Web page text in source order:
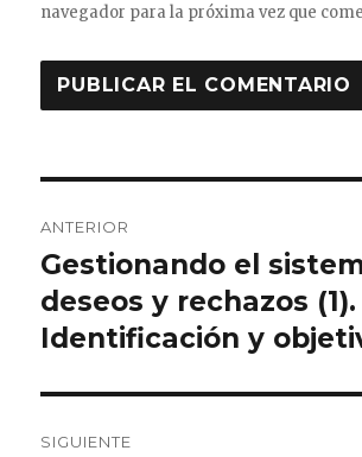
navegador para la próxima vez que
de
entradas
ANTERIOR
Entrada
anterior:
Gestionando el
deseos y rechazos (1).
Identificación y
SIGUIENTE